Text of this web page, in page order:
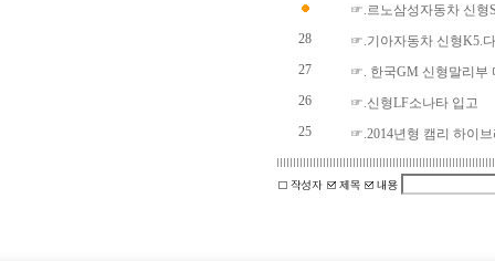
☞.르노삼성자동차 신형
28
☞.기아자동차 신형K5.
27
☞. 한국GM 신형말리부
26
☞.신형LF소나타 입고
25
☞.2014년형 캠리 하이